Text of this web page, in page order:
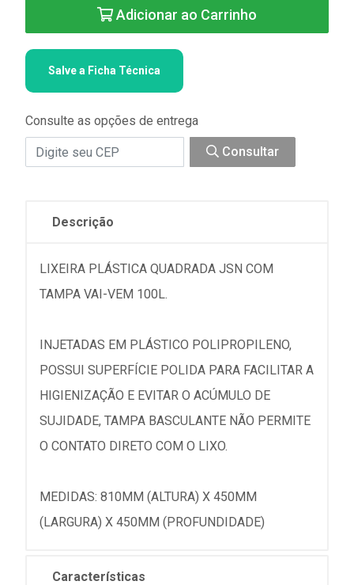
Adicionar ao Carrinho
Salve a Ficha Técnica
Consulte as opções de entrega
Consultar
Descrição
LIXEIRA PLÁSTICA QUADRADA JSN COM
TAMPA VAI-VEM 100L.
INJETADAS EM PLÁSTICO POLIPROPILENO,
POSSUI SUPERFÍCIE POLIDA PARA FACILITAR A
HIGIENIZAÇÃO E EVITAR O ACÚMULO DE
SUJIDADE, TAMPA BASCULANTE NÃO PERMITE
O CONTATO DIRETO COM O LIXO.
MEDIDAS: 810MM (ALTURA) X 450MM
(LARGURA) X 450MM (PROFUNDIDADE)
Características